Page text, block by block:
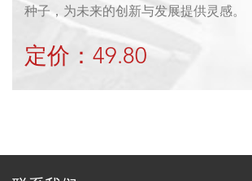
种子，为未来的创新与发展提供灵感。
定价：49.80